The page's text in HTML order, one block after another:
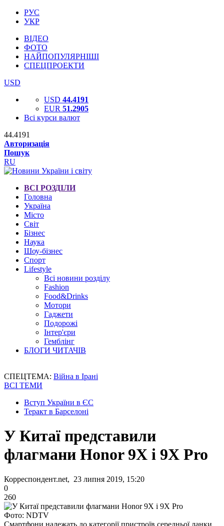
РУС
УКР
ВІДЕО
ФОТО
НАЙПОПУЛЯРНІШІ
СПЕЦПРОЕКТИ
USD
USD 44.4191
EUR 51.2905
Всі курси валют
44.4191
Авторизація
Пошук
RU
ВСІ РОЗДІЛИ
Головна
Україна
Місто
Світ
Бізнес
Наука
Шоу-бізнес
Спорт
Lifestyle
Всі новини розділу
Fashion
Food&Drinks
Мотори
Гаджети
Подорожі
Інтер'єри
Гемблінг
БЛОГИ ЧИТАЧІВ
СПЕЦТЕМА: Війна в Ірані
ВСІ ТЕМИ
Вступ України в ЄС
Теракт в Барселоні
У Китаї представили
флагмани Honor 9X і 9X Pro
Корреспондент.net, 23 липня 2019, 15:20
0
260
Фото: NDTV
Смартфони належать до категорії пристроїв середньої ланки